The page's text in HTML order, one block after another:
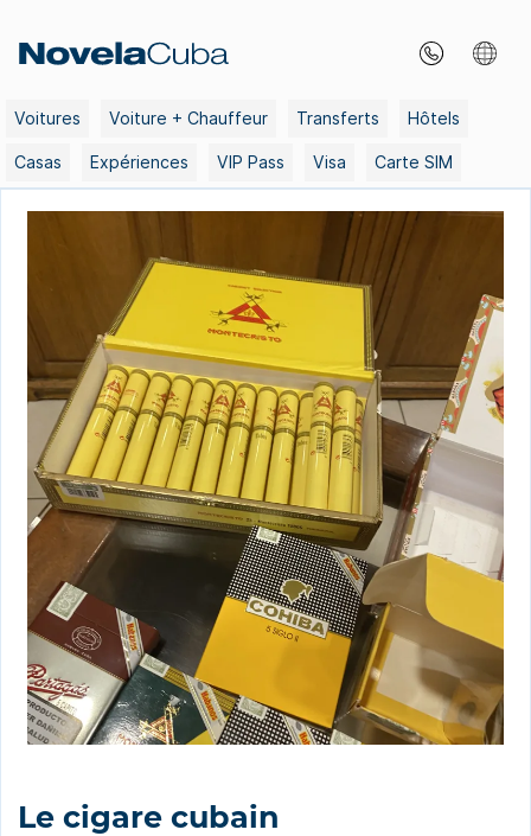
content
Voitures Voiture + Chauffeur Transferts Hôtels
Casas Expériences VIP Pass Visa Carte SIM
Le cigare cubain